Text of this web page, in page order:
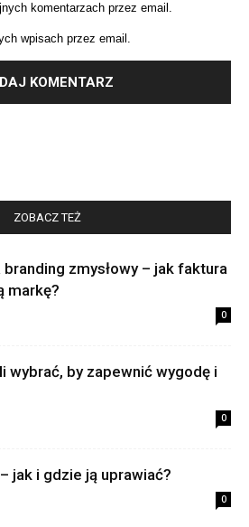
komentarzach przez email.
wpisach przez email.
ZOBACZ TEŻ
zmysłowy – jak faktura
markę?
0
wybrać, by zapewnić wygodę i
0
jak i gdzie ją uprawiać?
0